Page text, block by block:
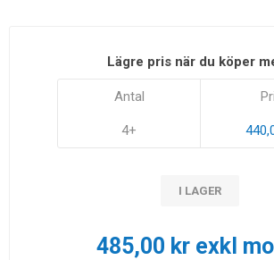
Lägre pris när du köper
Antal
4+
I LAGER
485,00 kr exkl